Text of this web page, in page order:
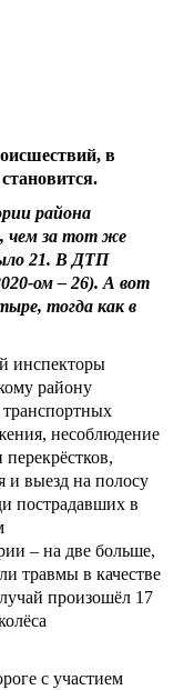
в
района
чем за тот же
21. В ДТП
ом – 26). А вот
тогда как в
инспекторы
району
транспортных
несоблюдение
и выезд на полосу
пострадавших в
– на две больше,
травмы в качестве
произошёл 17
с участием